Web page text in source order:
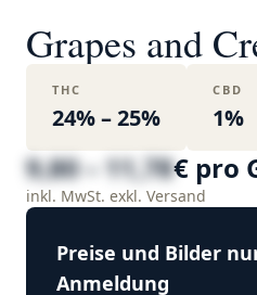
Grapes and
THC
24% – 25%
CBD
1%
9,80 – 11,78€ pro
inkl. MwSt. exkl. Versand
Preise und Bilder
Anmeldung